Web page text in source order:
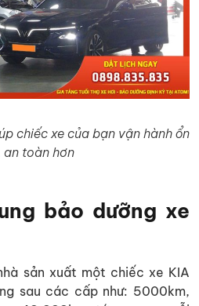
chiếc xe của bạn vận hành ổn
an toàn hơn
bảo dưỡng xe
sản xuất một chiếc xe KIA
sau các cấp như: 5000km,